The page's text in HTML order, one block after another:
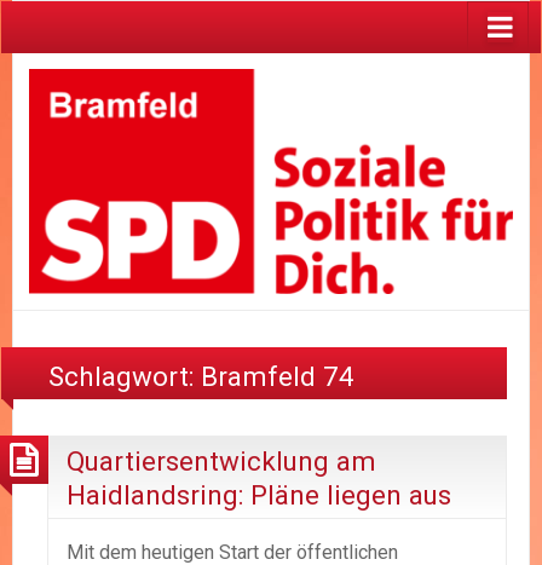
Schlagwort: Bramfeld 74
Quartiersentwicklung am
Haidlandsring: Pläne liegen aus
Mit dem heutigen Start der öffentlichen